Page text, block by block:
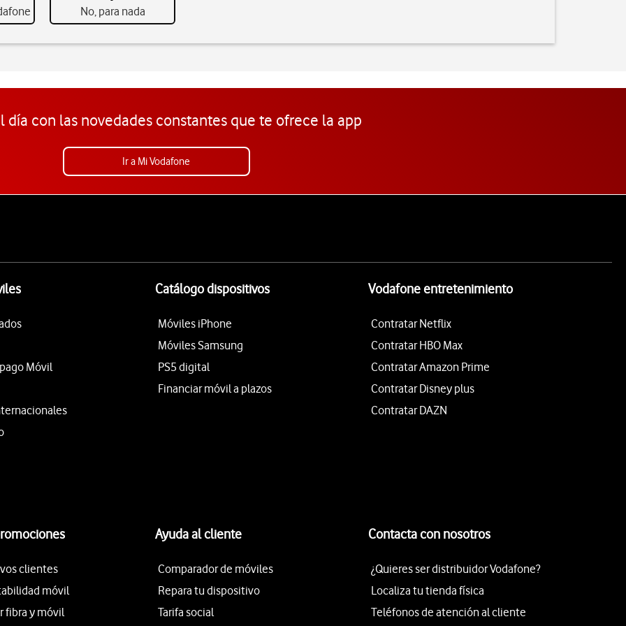
No, para nada
día con las novedades constantes que te ofrece la app
Ir a Mi Vodafone
Móvil
Catálogo dispositivos
Móviles iPhone
Móviles Samsung
PS5 digital
Financiar móvil a plazos
Vodafone entretenimiento
Contratar Netflix
Contratar HBO Max
Contratar Amazon Prime
Contratar Disney plus
Contratar DAZN
clientes
móvil
fibra y móvil
Ayuda al cliente
Comparador de móviles
Repara tu dispositivo
Tarifa social
Contacta con nosotros
¿Quieres ser distribuidor Vodafone?
Localiza tu tienda física
Teléfonos de atención al cliente